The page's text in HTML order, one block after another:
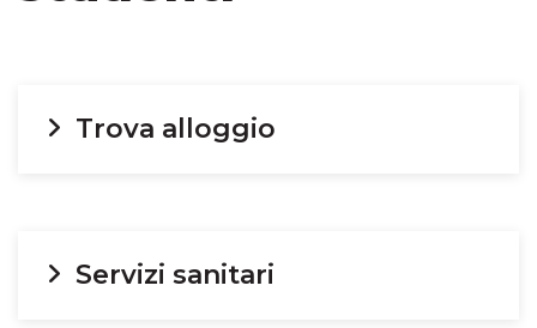
Trova alloggio
Servizi sanitari